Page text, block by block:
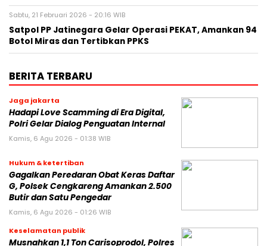
Sabtu, 21 Februari 2026 - 20:16 WIB
Satpol PP Jatinegara Gelar Operasi PEKAT, Amankan 94
Botol Miras dan Tertibkan PPKS
BERITA TERBARU
Jaga jakarta
Hadapi Love Scamming di Era Digital,
Polri Gelar Dialog Penguatan Internal
Kamis, 6 Agu 2026 - 01:38 WIB
Hukum & ketertiban
Gagalkan Peredaran Obat Keras Daftar
G, Polsek Cengkareng Amankan 2.500
Butir dan Satu Pengedar
Kamis, 6 Agu 2026 - 01:26 WIB
Keselamatan publik
Musnahkan 1,1 Ton Carisoprodol, Polres